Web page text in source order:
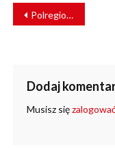
NAWIGACJA
WPISU
Polregio wprowadza dodatkowy autobus na odcinku Rzeszów Gł. – Kolbuszowa – Rzeszów Gł
Dodaj
Musisz sięzalogować